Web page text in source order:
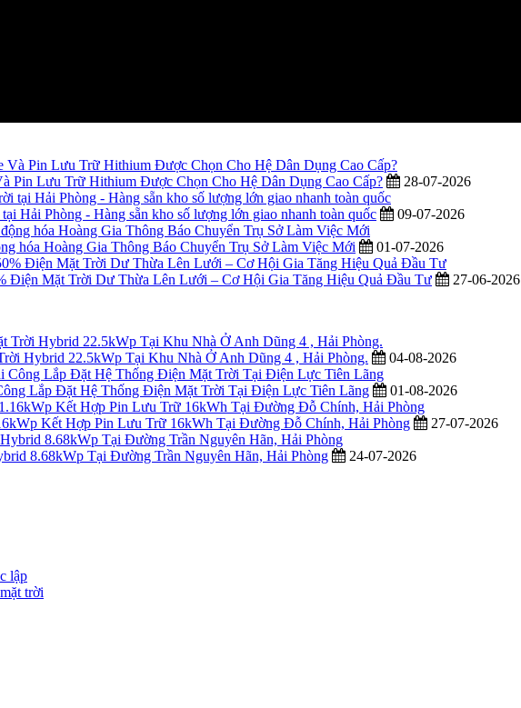
Pin Lưu Trữ Hithium Được Chọn Cho Hệ Dân Dụng Cao Cấp? 28-07-2026
Hải Phòng - Hàng sẵn kho số lượng lớn giao nhanh toàn quốc 09-07-2026
hóa Hoàng Gia Thông Báo Chuyển Trụ Sở Làm Việc Mới 01-07-2026
Điện Mặt Trời Dư Thừa Lên Lưới – Cơ Hội Gia Tăng Hiệu Quả Đầu Tư
27-06-2026
Hybrid 22.5kWp Tại Khu Nhà Ở Anh Dũng 4 , Hải Phòng. 04-08-2026
Lắp Đặt Hệ Thống Điện Mặt Trời Tại Điện Lực Tiên Lãng 01-08-2026
Kết Hợp Pin Lưu Trữ 16kWh Tại Đường Đỗ Chính, Hải Phòng 27-07-2026
8.68kWp Tại Đường Trần Nguyên Hãn, Hải Phòng 24-07-2026
lập
trời